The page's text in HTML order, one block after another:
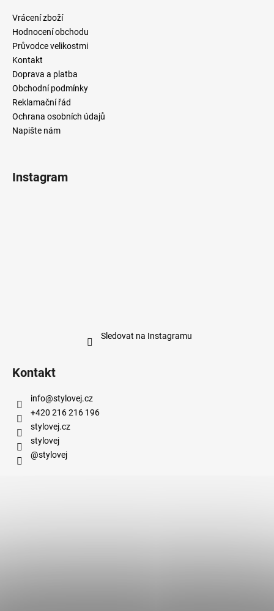
Vrácení zboží
Hodnocení obchodu
Průvodce velikostmi
Kontakt
Doprava a platba
Obchodní podmínky
Reklamační řád
Ochrana osobních údajů
Napište nám
Instagram
Sledovat na Instagramu
Kontakt
info@stylovej.cz
+420 216 216 196
stylovej.cz
stylovej
@stylovej